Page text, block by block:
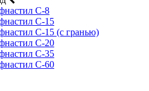
С-8
С-15
С-15 (с гранью)
С-20
С-35
С-60